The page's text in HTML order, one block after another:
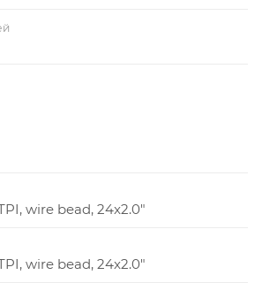
wire bead, 24x2.0"
wire bead, 24x2.0"